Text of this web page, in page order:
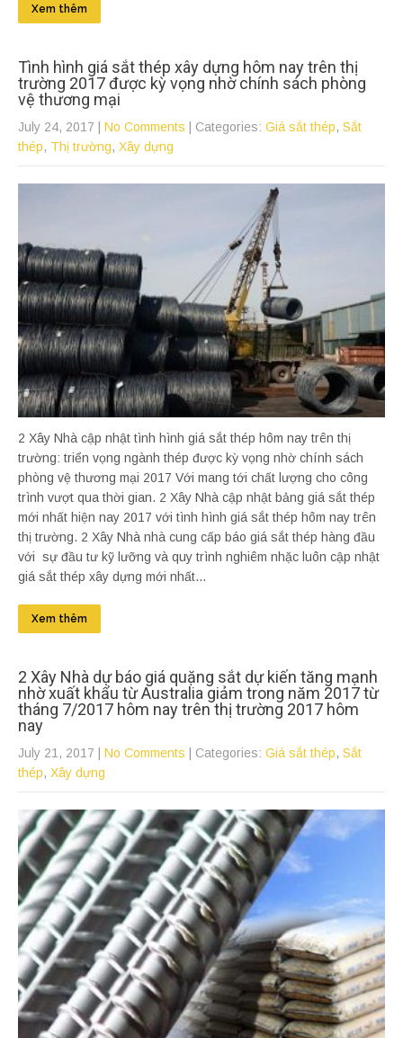
Xem thêm
Tình hình giá sắt thép xây dựng hôm nay trên thị
trường 2017 được kỳ vọng nhờ chính sách phòng
vệ thương mại
July 24, 2017 No Comments | Categories: Giá sắt thép, Sắt
thép, Thị trường, Xây dựng
2 Xây Nhà cập nhật tình hình giá sắt thép hôm nay trên thị
trường: triển vọng ngành thép được kỳ vọng nhờ chính sách
phòng vệ thương mại 2017 Với mang tới chất lượng cho công
trình vượt qua thời gian. 2 Xây Nhà cập nhật bảng giá sắt thép
mới nhất hiện nay 2017 với tình hình giá sắt thép hôm nay trên
thị trường. 2 Xây Nhà nhà cung cấp báo giá sắt thép hàng đầu
với sự đầu tư kỹ lưỡng và quy trình nghiêm nhặc luôn cập nhật
giá sắt thép xây dựng mới nhất...
Xem thêm
2 Xây Nhà dự báo giá quặng sắt dự kiến tăng mạnh
nhờ xuất khẩu từ Australia giảm trong năm 2017 từ
tháng 7/2017 hôm nay trên thị trường 2017 hôm
nay
July 21, 2017 No Comments | Categories: Giá sắt thép, Sắt
thép, Xây dựng